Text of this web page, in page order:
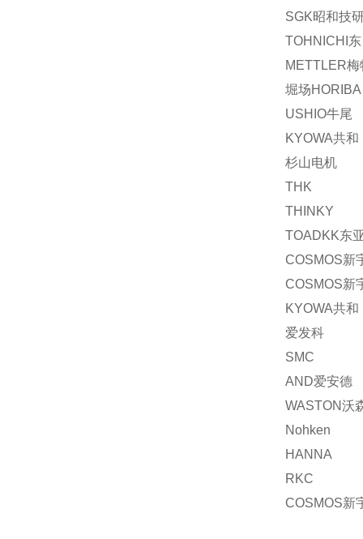
SGK昭和技
TOHNICHI
METTLER梅
堀场HORIBA
USHIO牛尾
KYOWA共和
杉山电机
THK
THINKY
TOADKK东
COSMOS新
COSMOS新
KYOWA共和
爱发科
SMC
AND爱安德
WASTON沃
Nohken
HANNA
RKC
COSMOS新